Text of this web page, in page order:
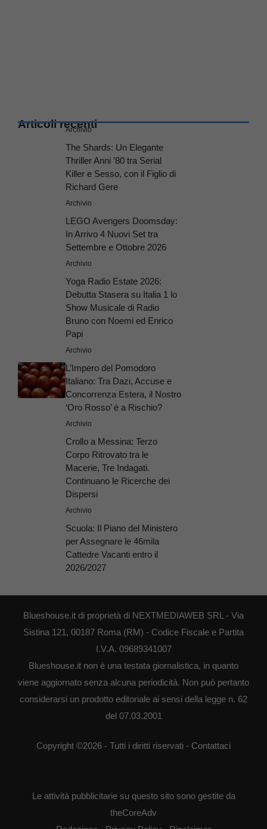
Articoli recenti
Archivio
The Shards: Un Elegante
Thriller Anni ’80 tra Serial
Killer e Sesso, con il Figlio di
Richard Gere
Archivio
LEGO Avengers Doomsday:
In Arrivo 4 Nuovi Set tra
Settembre e Ottobre 2026
Archivio
Yoga Radio Estate 2026:
Debutta Stasera su Italia 1 lo
Show Musicale di Radio
Bruno con Noemi ed Enrico
Papi
Archivio
L’Impero del Pomodoro
Italiano: Tra Dazi, Accuse e
Concorrenza Estera, il Nostro
‘Oro Rosso’ è a Rischio?
Archivio
Crollo a Messina: Terzo
Corpo Ritrovato tra le
Macerie, Tre Indagati.
Continuano le Ricerche dei
Dispersi
Archivio
Scuola: Il Piano del Ministero
per Assegnare le 46mila
Cattedre Vacanti entro il
2026/2027
Blueshouse.it di proprietà di NEXTMEDIAWEB SRL - Via
Sistina 121, 00187 Roma (RM) - Codice Fiscale e Partita
I.V.A. 09689341007
Blueshouse.it non è una testata giornalistica, in quanto
viene aggiornato senza alcuna periodicità. Non può pertanto
considerarsi un prodotto editoriale ai sensi della legge n. 62
del 07.03.2001
Copyright ©2026 - Tutti i diritti riservati - Contattaci
Le attività pubblicitarie su questo sito sono gestite da
theCoreAdv